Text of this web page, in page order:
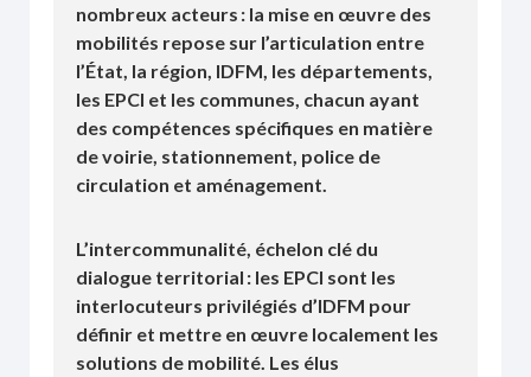
nombreux acteurs : la mise en œuvre des
mobilités repose sur l’articulation entre
l’État, la région, IDFM, les départements,
les EPCI et les communes, chacun ayant
des compétences spécifiques en matière
de voirie, stationnement, police de
circulation et aménagement.
L’intercommunalité, échelon clé du
dialogue territorial : les EPCI sont les
interlocuteurs privilégiés d’IDFM pour
définir et mettre en œuvre localement les
solutions de mobilité. Les élus